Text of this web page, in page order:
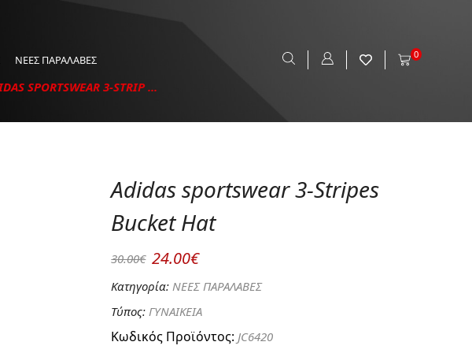
ΝΕΕΣ ΠΑΡΑΛΑΒΕΣ 0
SPORTSWEAR 3-STRIP ...
Adidas sportswear 3-Stripes
Bucket Hat
30.00€ 24.00€
Κατηγορία:ΝΕΕΣ ΠΑΡΑΛΑΒΕΣ
Τύπος:ΓΥΝΑΙΚΕΙΑ
Κωδικός Προϊόντος: JC6420